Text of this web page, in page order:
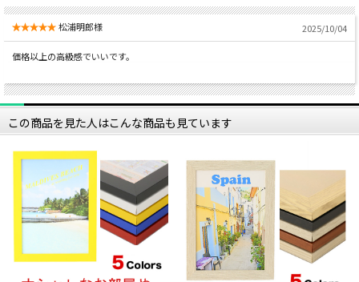
松浦明郎様 2025/10/04
価格以上の高級感でいいです。
この商品を見た人はこんな商品も見ています